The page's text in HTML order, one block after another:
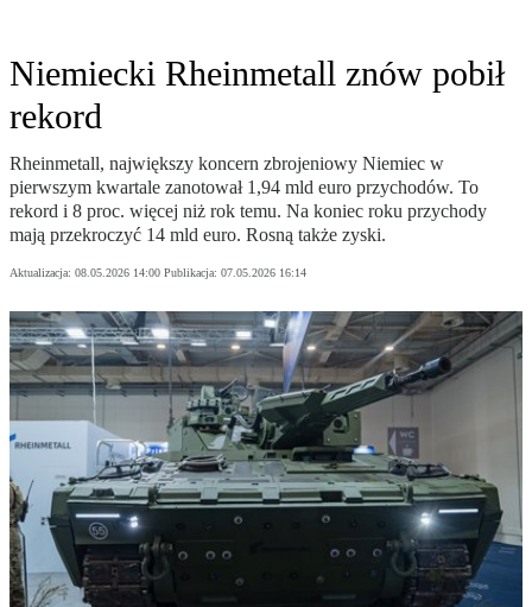
Niemiecki Rheinmetall znów pobił
rekord
Rheinmetall, największy koncern zbrojeniowy Niemiec w
pierwszym kwartale zanotował 1,94 mld euro przychodów. To
rekord i 8 proc. więcej niż rok temu. Na koniec roku przychody
mają przekroczyć 14 mld euro. Rosną także zyski.
Aktualizacja: 08.05.2026 14:00 Publikacja: 07.05.2026 16:14